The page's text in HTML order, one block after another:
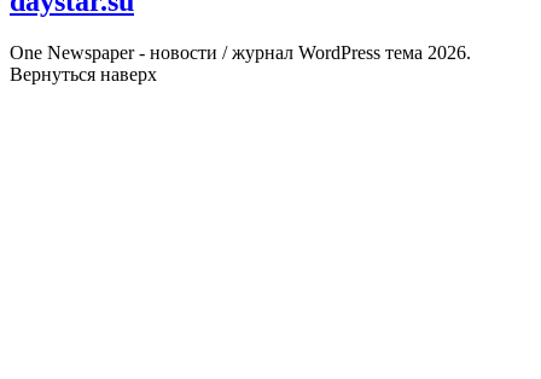
One Newspaper - новости / журнал WordPress тема 2026.
Вернуться наверх